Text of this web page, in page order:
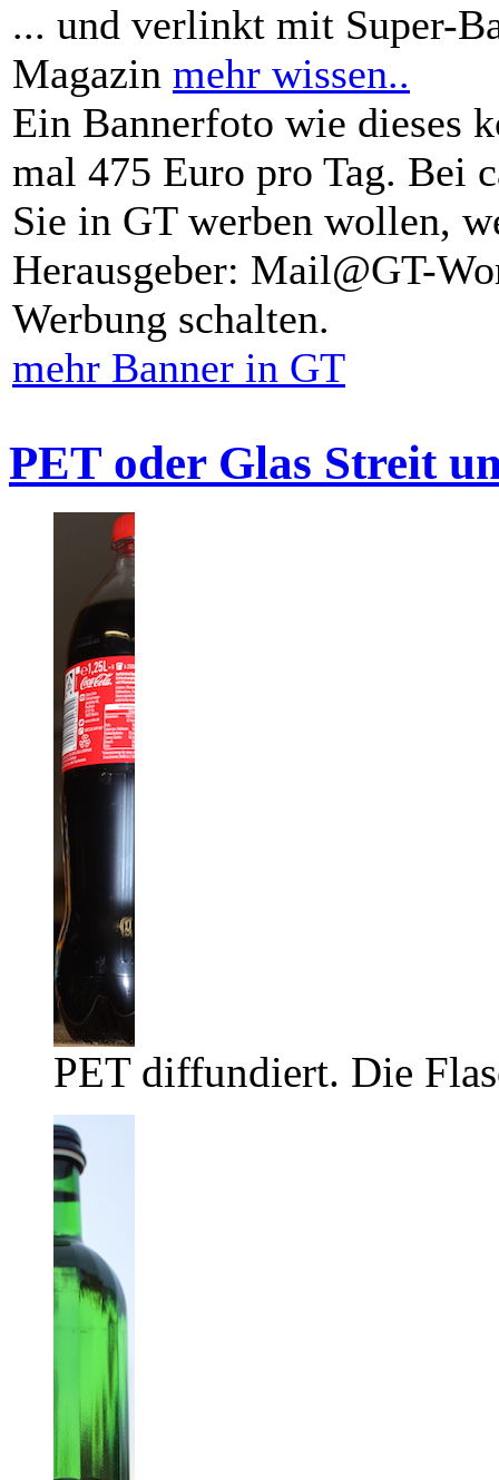
... und verlinkt mit Super-
Magazin mehr wissen..
Ein Bannerfoto wie dieses
mal 475 Euro pro Tag. Bei
Sie in GT werben wollen,
Herausgeber: Mail@GT-
Werbung schalten.
mehr Banner in GT
PET oder Glas Streit
PET diffundiert. Die